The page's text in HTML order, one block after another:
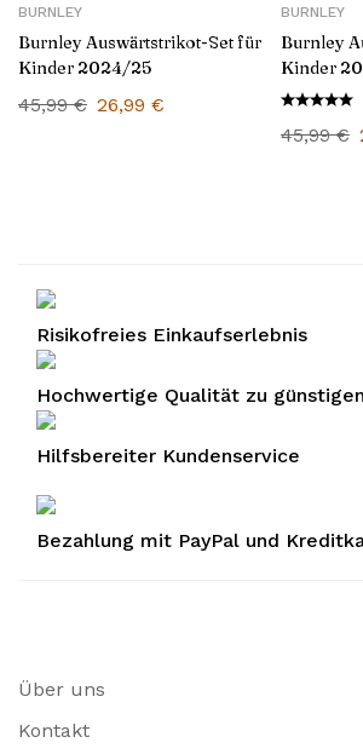
BURNLEY
Burnley Auswärtstrikot-Set für
Kinder 2024/25
45,99€ 26,99 €
BURNLEY
Burnley
Kinder
45,99€
Risikofreies Einkaufserlebnis
Hochwertige Qualität zu
Hilfsbereiter Kundenservice
Bezahlung mit PayPal und
Über uns
Kontakt